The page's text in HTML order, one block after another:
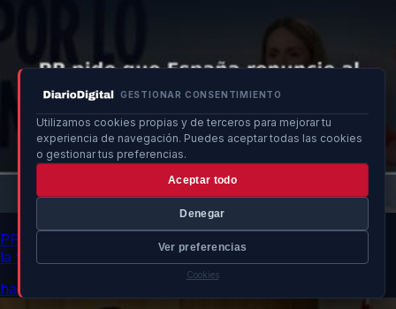
GESTIONAR CONSENTIMIENTO
Utilizamos cookies propias y de terceros para mejorar tu
experiencia de navegación. Puedes aceptar todas las cookies
o gestionar tus preferencias.
Aceptar todo
Denegar
Ver preferencias
Cookies
PP pide que España renuncie al Mundial 2030 si no tiene
la final
hace 43 min